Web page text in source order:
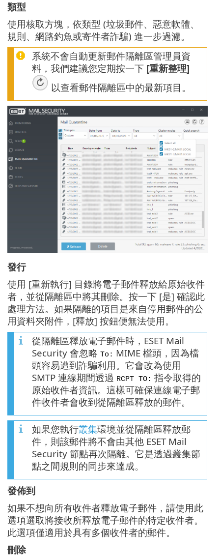
類型
使用核取方塊，依類型 (垃圾郵件、惡意軟體、
規則、網路釣魚或寄件者詐騙) 進一步過濾。
系統不會自動更新郵件隔離區管理員資
料，我們建議您定期按一下 [重新整理]
以查看郵件隔離區中的最新項目。
發行
使用 [重新執行] 目錄將電子郵件釋放給原始收件
者，並從隔離區中將其刪除。按一下 [是] 確認此
處理方法。如果隔離的項目是來自停用郵件的公
用資料夾附件，[釋放] 按鈕便無法使用。
從隔離區釋放電子郵件時，ESET Mail
Security 會忽略 To: MIME 檔頭，因為檔
頭容易遭到詐騙利用。它會改為使用
SMTP 連線期間透過 RCPT TO: 指令取得的
原始收件者資訊。這樣可確保連線電子郵
件收件者會收到從隔離區釋放的郵件。
如果您執行叢集環境並從隔離區釋放郵
件，則該郵件將不會由其他 ESET Mail
Security 節點再次隔離。它是透過叢集節
點之間規則的同步來達成。
發佈到
如果不想向所有收件者釋放電子郵件，請使用此
選項選取將接收所釋放電子郵件的特定收件者。
此選項僅適用於具有多個收件者的郵件。
刪除